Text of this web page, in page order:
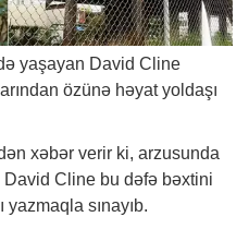
yaşayan David Cline
özünə həyat yoldaşı
xəbər verir ki, arzusunda
David Cline bu dəfə bəxtini
yazmaqla sınayıb.